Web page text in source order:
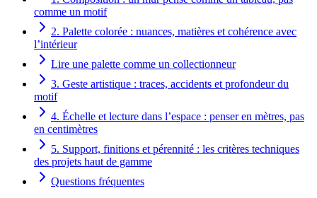
comme un motif
2. Palette colorée : nuances, matières et cohérence avec
l’intérieur
Lire une palette comme un collectionneur
3. Geste artistique : traces, accidents et profondeur du
motif
4. Échelle et lecture dans l’espace : penser en mètres, pas
en centimètres
5. Support, finitions et pérennité : les critères techniques
des projets haut de gamme
Questions fréquentes